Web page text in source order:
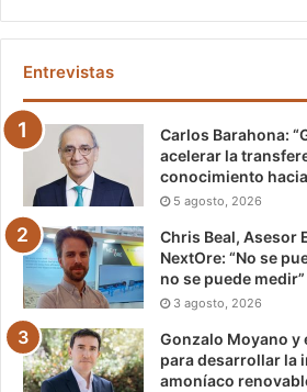
Entrevistas
Carlos Barahona:
acelerar la
conocimiento
5 agosto, 2026
Chris Beal, Asesor
NextOre: “No se
no se puede medir”
3 agosto, 2026
Gonzalo Moyano y
para desarrollar la
amoníaco